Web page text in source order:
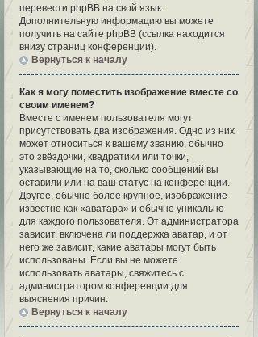
перевести phpBB на свой язык.
Дополнительную информацию вы можете
получить на сайте phpBB (ссылка находится
внизу страниц конференции).
Вернуться к началу
Как я могу поместить изображение вместе со
своим именем?
Вместе с именем пользователя могут
присутствовать два изображения. Одно из них
может относиться к вашему званию, обычно
это звёздочки, квадратики или точки,
указывающие на то, сколько сообщений вы
оставили или на ваш статус на конференции.
Другое, обычно более крупное, изображение
известно как «аватара» и обычно уникально
для каждого пользователя. От администратора
зависит, включена ли поддержка аватар, и от
него же зависит, какие аватары могут быть
использованы. Если вы не можете
использовать аватары, свяжитесь с
администратором конференции для
выяснения причин.
Вернуться к началу